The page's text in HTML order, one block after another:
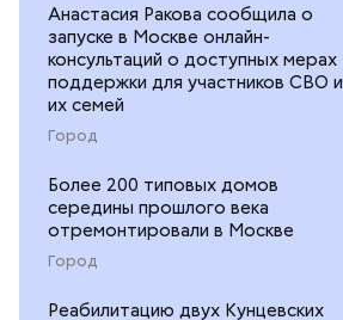
Анастасия Ракова сообщила о
запуске в Москве онлайн-
консультаций о доступных мерах
поддержки для участников СВО и
их семей
Город
Более 200 типовых домов
середины прошлого века
отремонтировали в Москве
Город
Реабилитацию двух Кунцевских